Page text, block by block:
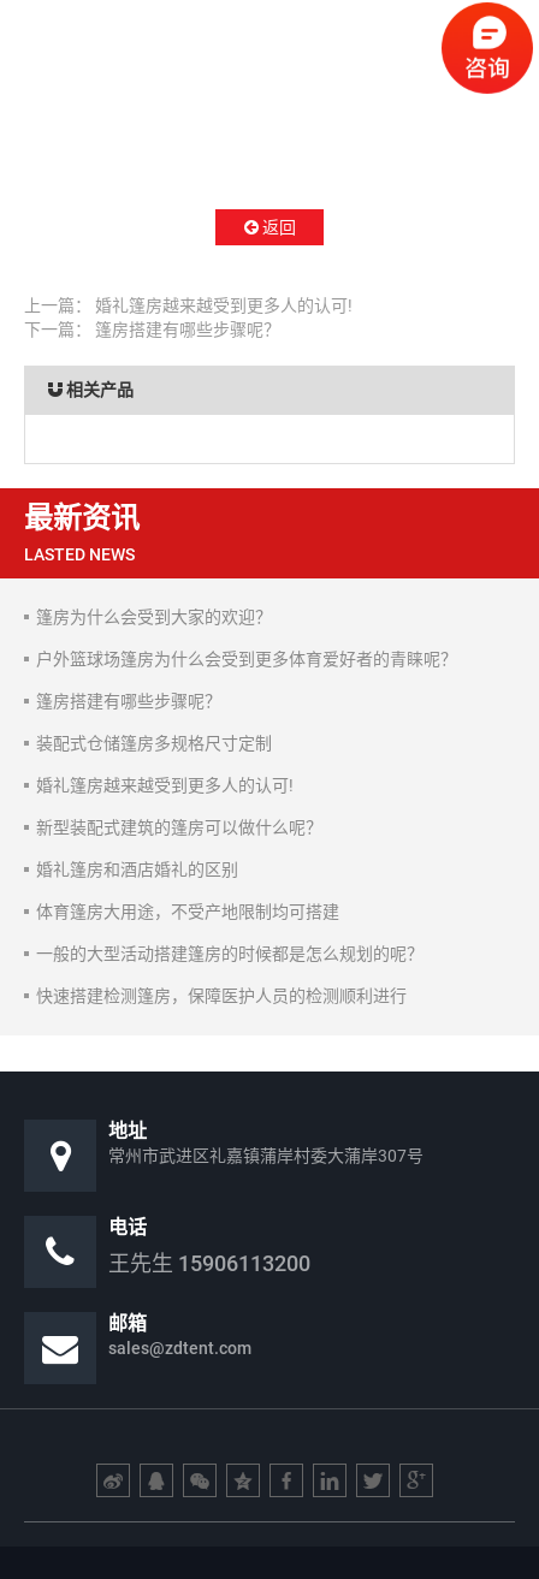
返回
上一篇： 婚礼篷房越来越受到更多人的认可!
下一篇： 篷房搭建有哪些步骤呢？
相关产品
最新资讯
LASTED NEWS
篷房为什么会受到大家的欢迎？
户外篮球场篷房为什么会受到更多体育爱好者的青睐呢？
篷房搭建有哪些步骤呢？
装配式仓储篷房多规格尺寸定制
婚礼篷房越来越受到更多人的认可!
新型装配式建筑的篷房可以做什么呢？
婚礼篷房和酒店婚礼的区别
体育篷房大用途，不受产地限制均可搭建
一般的大型活动搭建篷房的时候都是怎么规划的呢？
快速搭建检测篷房，保障医护人员的检测顺利进行
地址
常州市武进区礼嘉镇蒲岸村委大蒲岸307号
电话
王先生 15906113200
邮箱
sales@zdtent.com